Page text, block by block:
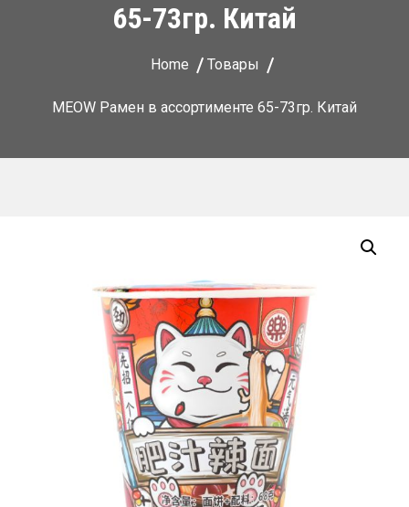
65-73гр. Китай
Home Товары
MEOW Рамен в ассортименте 65-73гр. Китай